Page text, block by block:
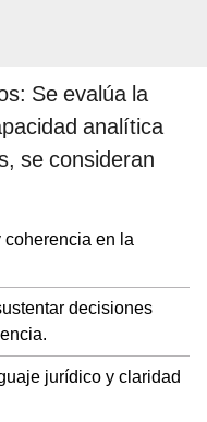
Se evalúa la
analítica
se consideran
en la
decisiones
jurídico y claridad